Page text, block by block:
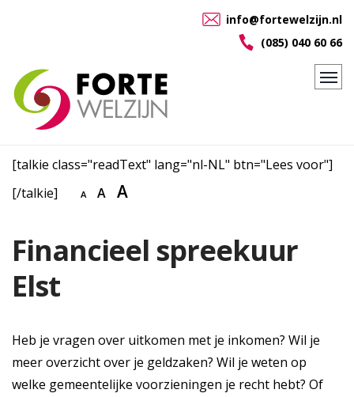
info@fortewelzijn.nl
(085) 040 60 66
[talkie class="readText" lang="nl-NL" btn="Lees voor"]
[/talkie]
A A A
Financieel spreekuur
Elst
Heb je vragen over uitkomen met je inkomen? Wil je
meer overzicht over je geldzaken? Wil je weten op
welke gemeentelijke voorzieningen je recht hebt? Of